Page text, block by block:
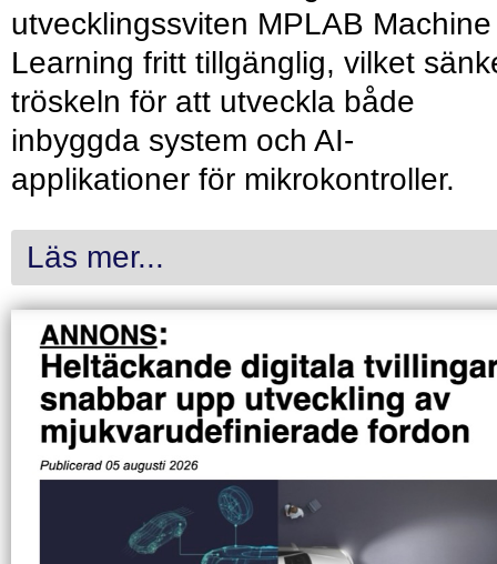
utvecklingssviten MPLAB Machine
Learning fritt tillgänglig, vilket
tröskeln för att utveckla både
inbyggda system och AI-
applikationer för mikrokontroller.
Läs mer...